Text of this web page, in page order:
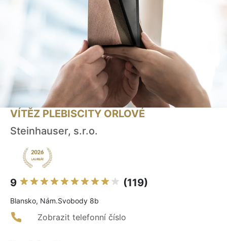
VÍTĚZ PLEBISCITY ORLOVÉ
Steinhauser, s.r.o.
9 (119)
Blansko, Nám.Svobody 8b
Zobrazit telefonní číslo